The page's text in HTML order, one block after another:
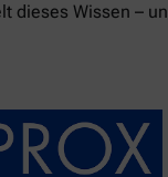
dieses Wissen –